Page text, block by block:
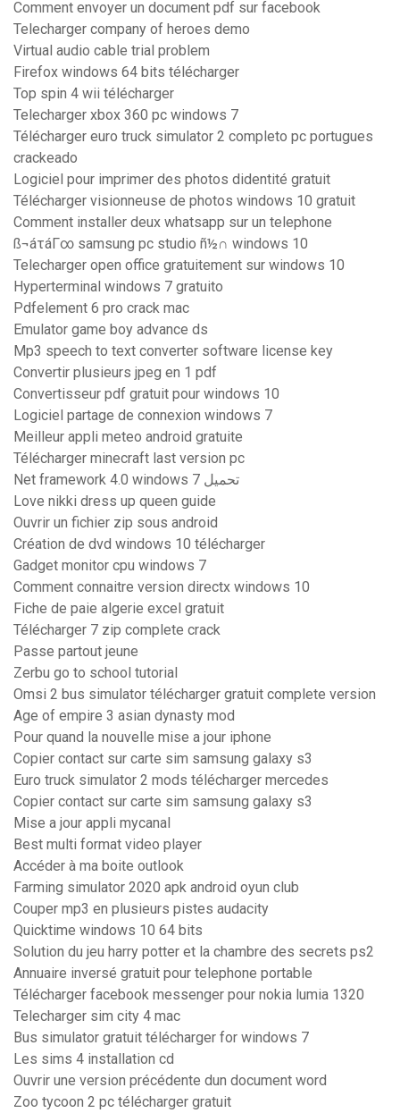
Comment envoyer un document pdf sur facebook
Telecharger company of heroes demo
Virtual audio cable trial problem
Firefox windows 64 bits télécharger
Top spin 4 wii télécharger
Telecharger xbox 360 pc windows 7
Télécharger euro truck simulator 2 completo pc portugues
crackeado
Logiciel pour imprimer des photos didentité gratuit
Télécharger visionneuse de photos windows 10 gratuit
Comment installer deux whatsapp sur un telephone
ß¬áτáΓ∞ samsung pc studio ñ½∩ windows 10
Telecharger open office gratuitement sur windows 10
Hyperterminal windows 7 gratuito
Pdfelement 6 pro crack mac
Emulator game boy advance ds
Mp3 speech to text converter software license key
Convertir plusieurs jpeg en 1 pdf
Convertisseur pdf gratuit pour windows 10
Logiciel partage de connexion windows 7
Meilleur appli meteo android gratuite
Télécharger minecraft last version pc
Net framework 4.0 windows 7 تحميل
Love nikki dress up queen guide
Ouvrir un fichier zip sous android
Création de dvd windows 10 télécharger
Gadget monitor cpu windows 7
Comment connaitre version directx windows 10
Fiche de paie algerie excel gratuit
Télécharger 7 zip complete crack
Passe partout jeune
Zerbu go to school tutorial
Omsi 2 bus simulator télécharger gratuit complete version
Age of empire 3 asian dynasty mod
Pour quand la nouvelle mise a jour iphone
Copier contact sur carte sim samsung galaxy s3
Euro truck simulator 2 mods télécharger mercedes
Copier contact sur carte sim samsung galaxy s3
Mise a jour appli mycanal
Best multi format video player
Accéder à ma boite outlook
Farming simulator 2020 apk android oyun club
Couper mp3 en plusieurs pistes audacity
Quicktime windows 10 64 bits
Solution du jeu harry potter et la chambre des secrets ps2
Annuaire inversé gratuit pour telephone portable
Télécharger facebook messenger pour nokia lumia 1320
Telecharger sim city 4 mac
Bus simulator gratuit télécharger for windows 7
Les sims 4 installation cd
Ouvrir une version précédente dun document word
Zoo tycoon 2 pc télécharger gratuit